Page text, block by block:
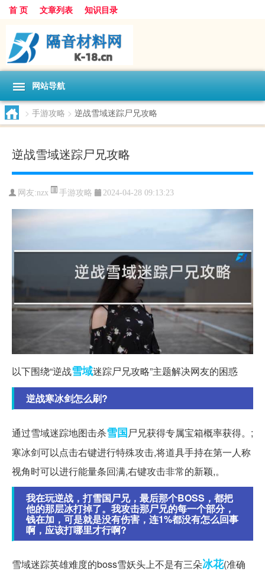
首 页 文章列表 知识目录
网站导航
> 手游攻略 > 逆战雪域迷踪尸兄攻略
逆战雪域迷踪尸兄攻略
网友:nzx 手游攻略 2024-04-28 09:13:23
以下围绕“逆战雪域迷踪尸兄攻略”主题解决网友的困惑
逆战寒冰剑怎么刷?
通过雪域迷踪地图击杀雪国尸兄获得专属宝箱概率获得。;
寒冰剑可以点击右键进行特殊攻击,将道具手持在第一人称
视角时可以进行能量条回满,右键攻击非常的新颖,。
我在玩逆战，打雪国尸兄，最后那个BOSS，都把
他的那层冰打掉了。我攻击那尸兄的每一个部分，
钱在加，可是就是没有伤害，连1%都没有怎么回事
啊，应该打哪里才行啊?
雪域迷踪英雄难度的boss雪妖头上不是有三朵冰花(准确